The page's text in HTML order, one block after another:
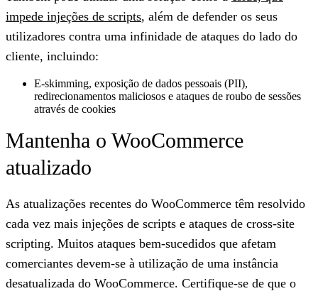
impede injeções de scripts, além de defender os seus
utilizadores contra uma infinidade de ataques do lado do
cliente, incluindo:
E-skimming, exposição de dados pessoais (PII),
redirecionamentos maliciosos e ataques de roubo de sessões
através de cookies
Mantenha o WooCommerce
atualizado
As atualizações recentes do WooCommerce têm resolvido
cada vez mais injeções de scripts e ataques de cross-site
scripting. Muitos ataques bem-sucedidos que afetam
comerciantes devem-se à utilização de uma instância
desatualizada do WooCommerce. Certifique-se de que o